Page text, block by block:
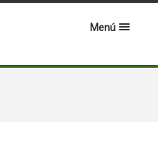
Menú